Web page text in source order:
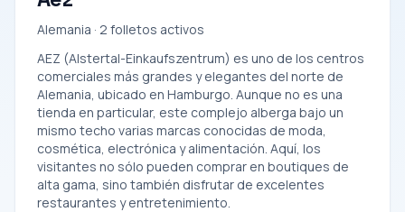
Alemania · 2 folletos activos
AEZ (Alstertal-Einkaufszentrum) es uno de los centros
comerciales más grandes y elegantes del norte de
Alemania, ubicado en Hamburgo. Aunque no es una
tienda en particular, este complejo alberga bajo un
mismo techo varias marcas conocidas de moda,
cosmética, electrónica y alimentación. Aquí, los
visitantes no sólo pueden comprar en boutiques de
alta gama, sino también disfrutar de excelentes
restaurantes y entretenimiento.